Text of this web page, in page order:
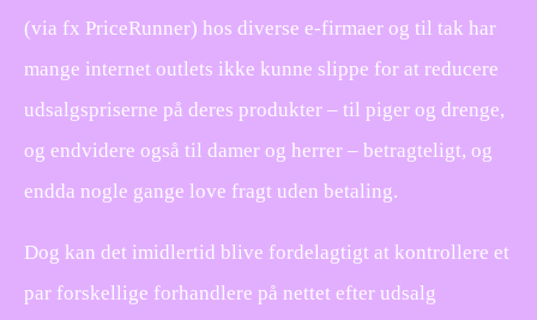
(via fx PriceRunner) hos diverse e-firmaer og til tak har
mange internet outlets ikke kunne slippe for at reducere
udsalgspriserne på deres produkter – til piger og drenge,
og endvidere også til damer og herrer – betragteligt, og
endda nogle gange love fragt uden betaling.
Dog kan det imidlertid blive fordelagtigt at kontrollere et
par forskellige forhandlere på nettet efter udsalg